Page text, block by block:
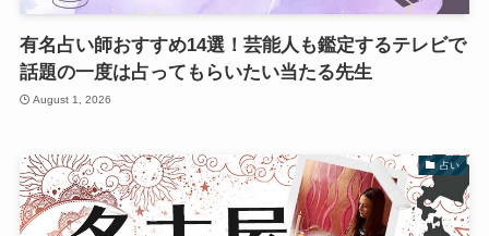
有名占い師おすすめ14選！芸能人も鑑定するテレビで
話題の一度は占ってもらいたい当たる先生
August 1, 2026
占い